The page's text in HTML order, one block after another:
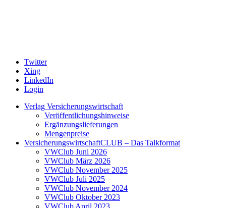
Twitter
Xing
LinkedIn
Login
Verlag Versicherungswirtschaft
Veröffentlichungshinweise
Ergänzungslieferungen
Mengenpreise
VersicherungswirtschaftCLUB – Das Talkformat
VWClub Juni 2026
VWClub März 2026
VWClub November 2025
VWClub Juli 2025
VWClub November 2024
VWClub Oktober 2023
VWClub April 2023